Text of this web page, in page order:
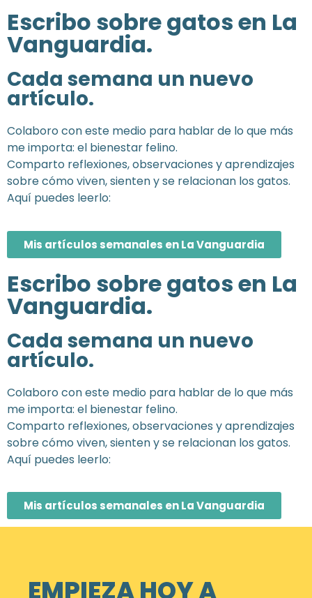
Escribo sobre gatos en La
Vanguardia.
Cada semana un nuevo
artículo.
Colaboro con este medio para hablar de lo que más
me importa: el bienestar felino.
Comparto reflexiones, observaciones y aprendizajes
sobre cómo viven, sienten y se relacionan los gatos.
Aquí puedes leerlo:
Mis artículos semanales en La Vanguardia
Escribo sobre gatos en La
Vanguardia.
Cada semana un nuevo
artículo.
Colaboro con este medio para hablar de lo que más
me importa: el bienestar felino.
Comparto reflexiones, observaciones y aprendizajes
sobre cómo viven, sienten y se relacionan los gatos.
Aquí puedes leerlo:
Mis artículos semanales en La Vanguardia
EMPIEZA HOY A